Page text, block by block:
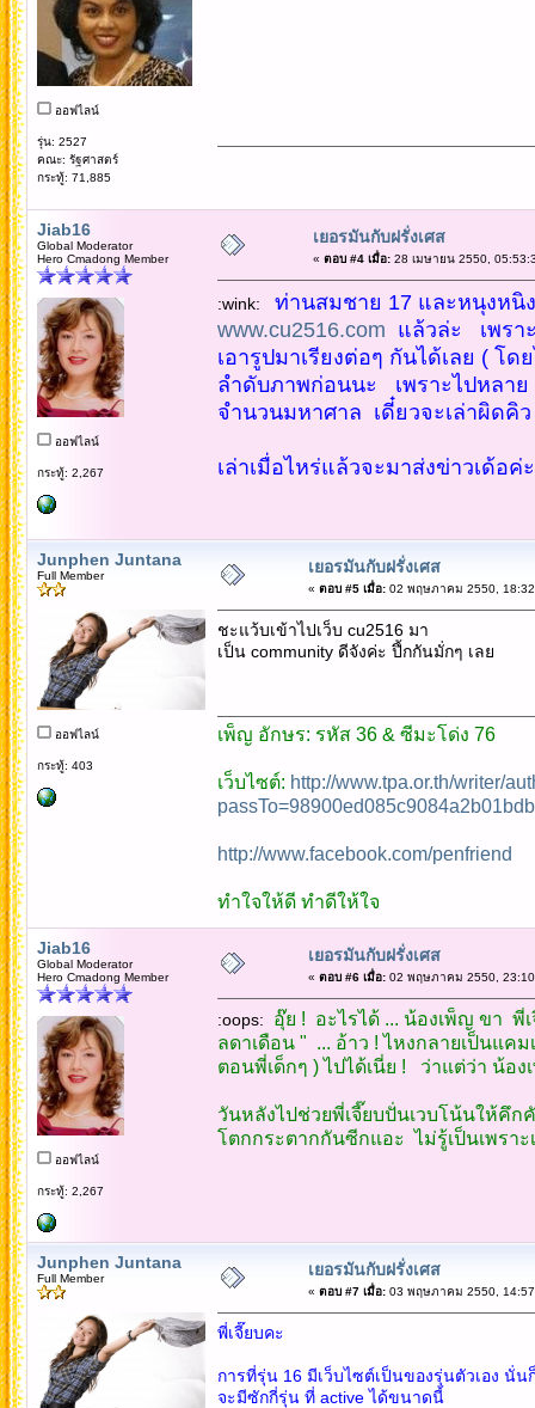
ออฟไลน์
รุ่น: 2527
คณะ: รัฐศาสตร์
กระทู้: 71,885
Jiab16
Global Moderator
Hero Cmadong Member
ออฟไลน์
กระทู้: 2,267
เยอรมันกับฝรั่งเศส
« ตอบ #4 เมื่อ:28 เมษายน 2550,
:wink: ท่านสมชาย 17 และหนุงหนิง
www.cu2516.com แล้วล่ะ เพรา
เอารูปมาเรียงต่อๆ กันได้เลย ( โ
ลำดับภาพก่อนนะ เพราะไปหลา
จำนวนมหาศาล เดี๋ยวจะเล่าผิดคิ
เล่าเมื่อไหร่แล้วจะมาส่งข่าวเด้อค่ะ
Junphen Juntana
Full Member
ออฟไลน์
กระทู้: 403
เยอรมันกับฝรั่งเศส
« ตอบ #5 เมื่อ:02 พฤษภาคม 2550,
ชะแว้บเข้าไปเว็บ cu2516 มา
เป็น community ดีจังค่ะ ปึ้กกันมั่กๆ เลย
เพ็ญ อักษร: รหัส 36 & ซีมะโด่ง 76
เว็บไซต์: http://www.tpa.or.th/writer/
http://www.facebook.com/penfriend
ทำใจให้ดี ทำดีให้ใจ
Jiab16
Global Moderator
Hero Cmadong Member
ออฟไลน์
กระทู้: 2,267
เยอรมันกับฝรั่งเศส
« ตอบ #6 เมื่อ:02 พฤษภาคม 2550,
:oops: อุ๊ย ! อะไรได้ ... น้องเพ็ญ ขา
ลดาเดือน " ... อ้าว ! ไหงกลายเป็นแ
ตอนพี่เด็กๆ ) ไปได้เนี่ย ! ว่าแต่ว่า น้อ
วันหลังไปช่วยพี่เจี๊ยบปั่นเวบโน้นให้คึก
โตกกระตากกันซีกแอะ ไม่รู้เป็นเพรา
Junphen Juntana
Full Member เยอรมันกับฝรั่งเศส
« ตอบ #7 เมื่อ:03 พฤษภาคม 2550,
พี่เจี๊ยบคะ
การที่รุ่น 16 มีเว็บไซต์เป็นของรุ่นตัวเอง นั่น
จะมีซักกี่รุ่น ที่ active ได้ขนาดนี้